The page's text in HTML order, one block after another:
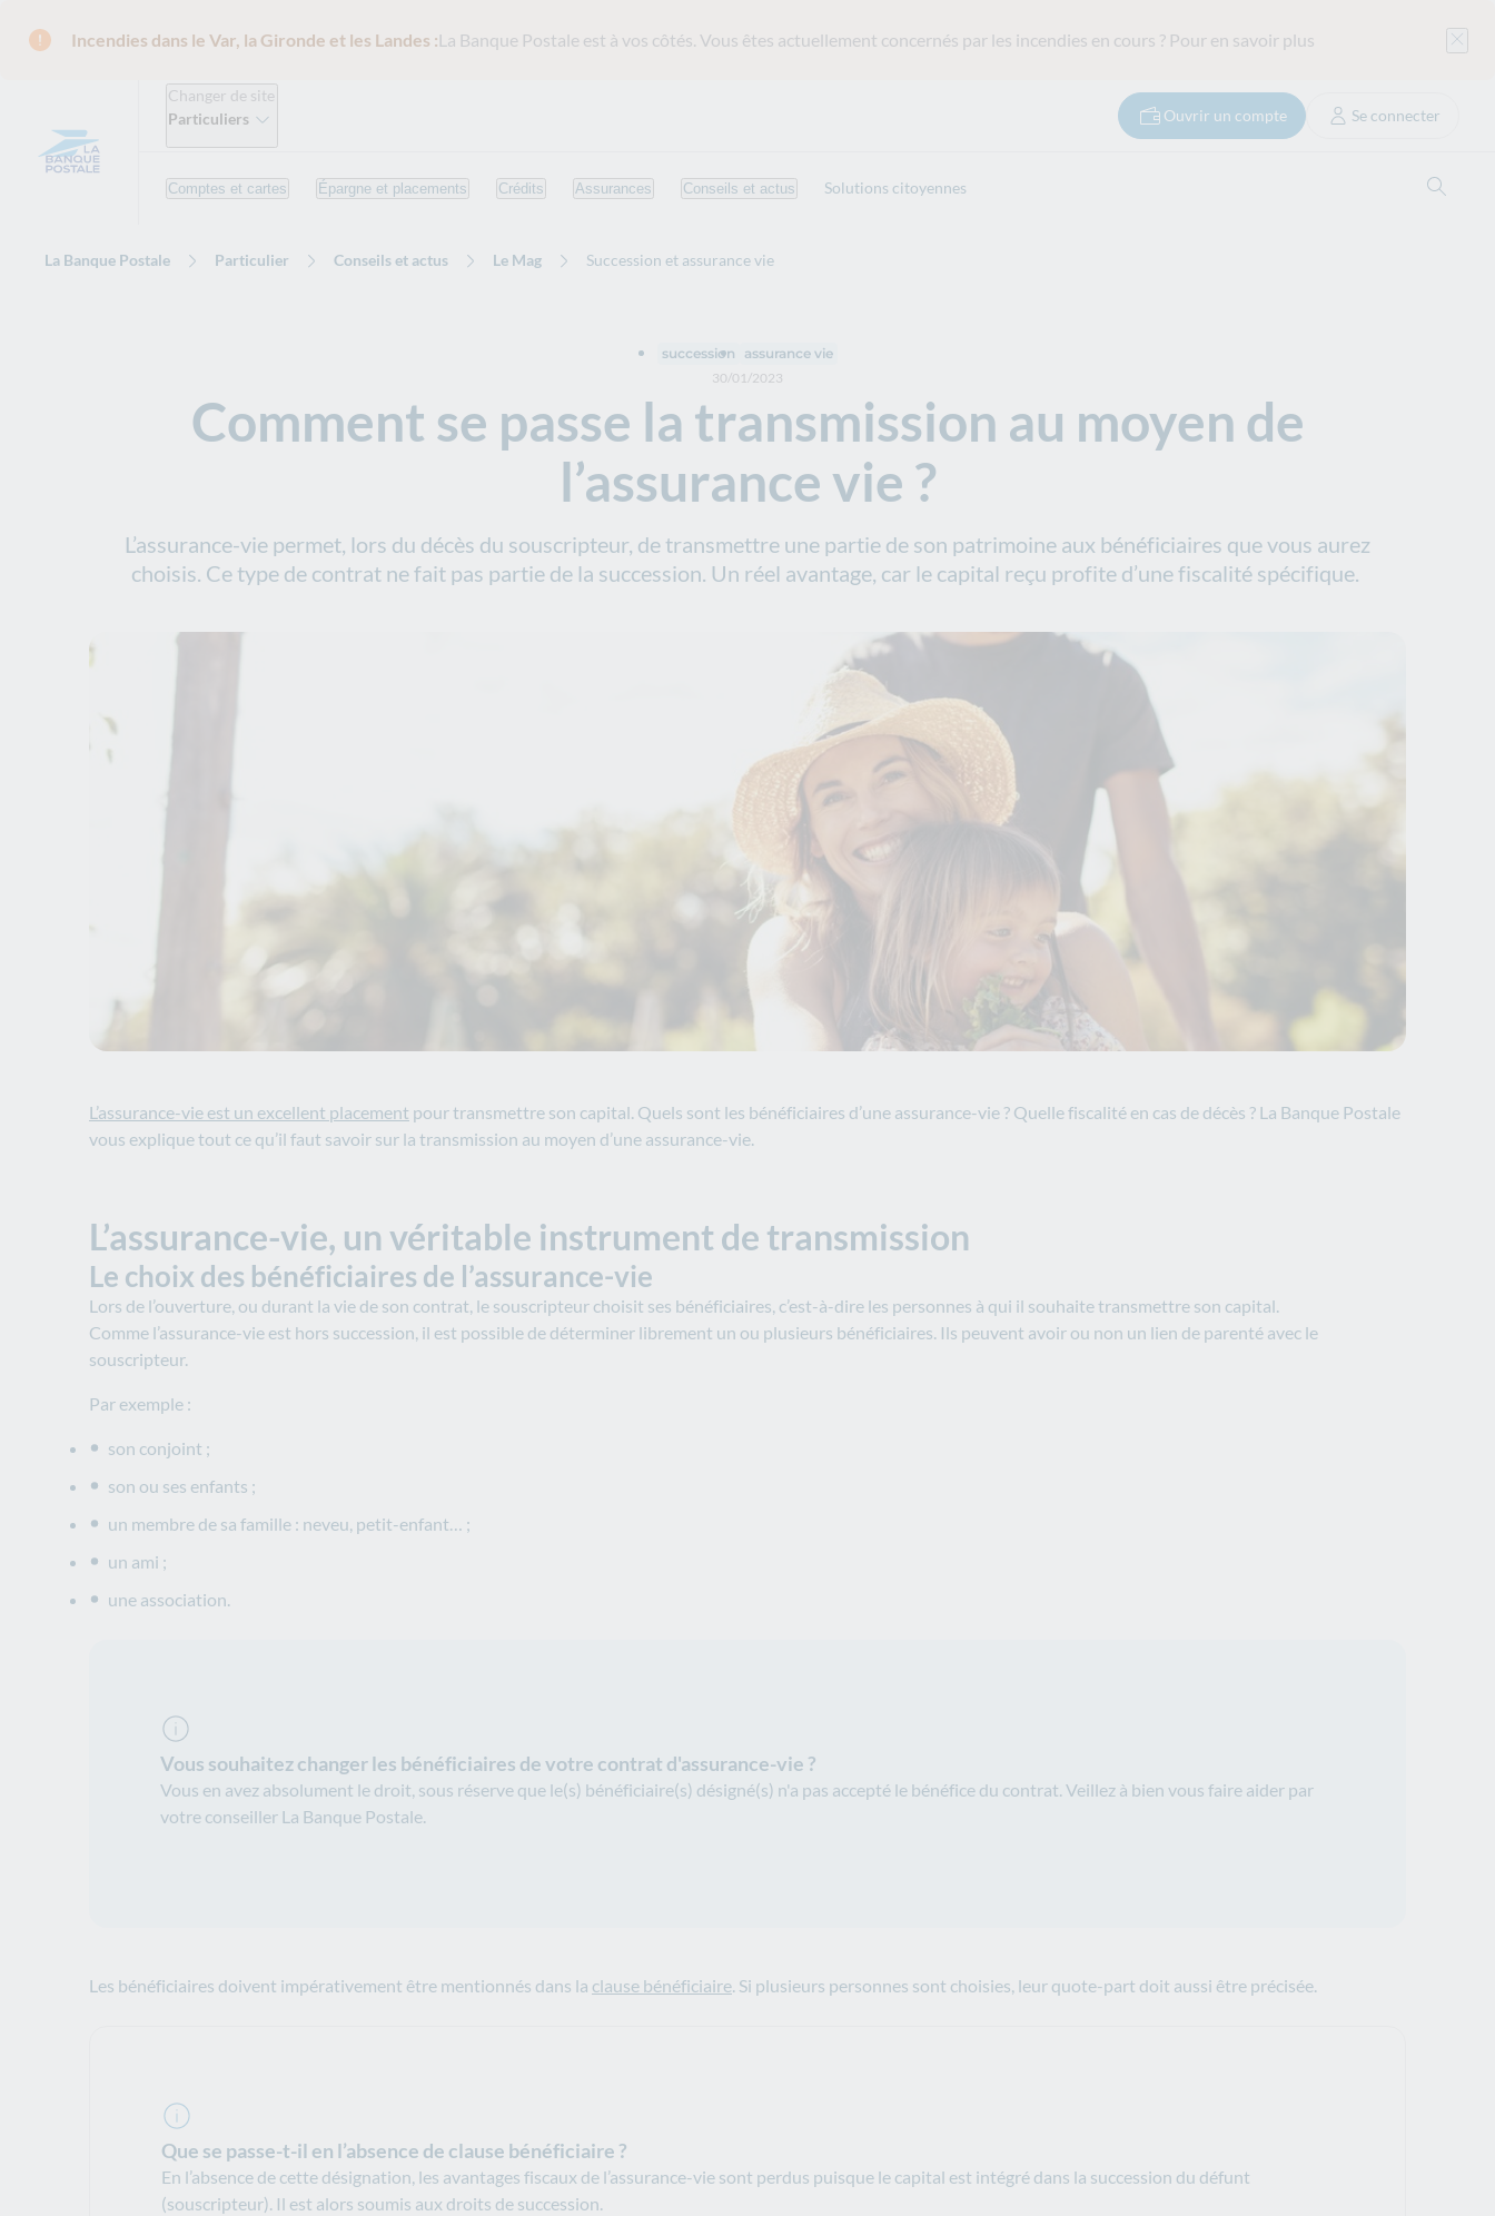
Incendies dans le Var, la Gironde et les Landes :La Banque Postale est à vos côtés. Vous êtes actuellement concernés par les incendies en cours ? Pour en savoir plus
Changer de site
Particuliers
Ouvrir un compte Se connecter
Comptes et cartes Épargne et placements Crédits Assurances Conseils et actus Solutions citoyennes
La Banque Postale Particulier Conseils et actus Le Mag Succession et assurance vie
Comment se passe la transmission au moyen de
l’assurance vie ?
30/01/2023
succession assurance vie
L’assurance-vie permet, lors du décès du souscripteur, de transmettre une partie de son patrimoine aux bénéficiaires que vous aurez
choisis. Ce type de contrat ne fait pas partie de la succession. Un réel avantage, car le capital reçu profite d’une fiscalité spécifique.
L’assurance-vie est un excellent placement pour transmettre son capital. Quels sont les bénéficiaires d’une assurance-vie ? Quelle fiscalité en cas de décès ? La Banque Postale
vous explique tout ce qu’il faut savoir sur la transmission au moyen d’une assurance-vie.
L’assurance-vie, un véritable instrument de transmission
Le choix des bénéficiaires de l’assurance-vie
Lors de l’ouverture, ou durant la vie de son contrat, le souscripteur choisit ses bénéficiaires, c’est-à-dire les personnes à qui il souhaite transmettre son capital.
Comme l’assurance-vie est hors succession, il est possible de déterminer librement un ou plusieurs bénéficiaires. Ils peuvent avoir ou non un lien de parenté avec le
souscripteur.
Par exemple :
son conjoint ;
son ou ses enfants ;
un membre de sa famille : neveu, petit-enfant… ;
un ami ;
une association.
Vous souhaitez changer les bénéficiaires de votre contrat d'assurance-vie ?
Vous en avez absolument le droit, sous réserve que le(s) bénéficiaire(s) désigné(s) n'a pas accepté le bénéfice du contrat. Veillez à bien vous faire aider par
votre conseiller La Banque Postale.
Les bénéficiaires doivent impérativement être mentionnés dans la clause bénéficiaire. Si plusieurs personnes sont choisies, leur quote-part doit aussi être précisée.
Que se passe-t-il en l’absence de clause bénéficiaire ?
En l’absence de cette désignation, les avantages fiscaux de l’assurance-vie sont perdus puisque le capital est intégré dans la succession du défunt
(souscripteur). Il est alors soumis aux droits de succession.